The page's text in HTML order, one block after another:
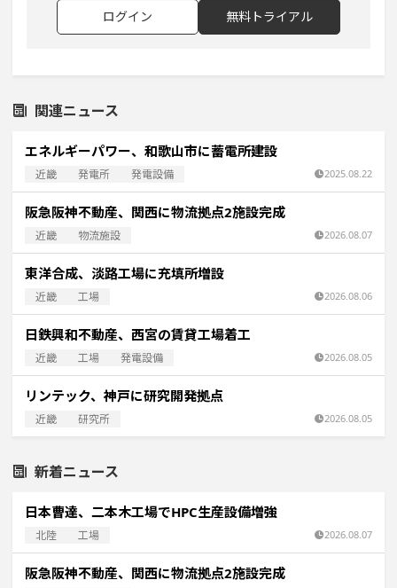
ログイン 無料トライアル
関連ニュース
エネルギーパワー、和歌山市に蓄電所建設
近畿 発電所 発電設備 2025.08.22
阪急阪神不動産、関西に物流拠点2施設完成
近畿 物流施設 2026.08.07
東洋合成、淡路工場に充填所増設
近畿 工場 2026.08.06
日鉄興和不動産、西宮の賃貸工場着工
近畿 工場 発電設備 2026.08.05
リンテック、神戸に研究開発拠点
近畿 研究所 2026.08.05
新着ニュース
日本曹達、二本木工場でHPC生産設備増強
北陸 工場 2026.08.07
阪急阪神不動産、関西に物流拠点2施設完成